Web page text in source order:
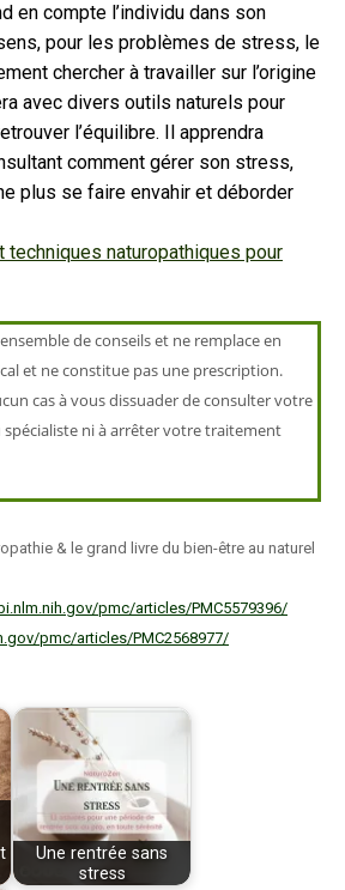
en compte l’individu dans son
pour les problèmes de stress, le
chercher à travailler sur l’origine
avec divers outils naturels pour
l’équilibre. Il apprendra
comment gérer son stress,
plus se faire envahir et déborder
naturopathiques pour
de conseils et ne remplace en
et ne constitue pas une prescription.
cas à vous dissuader de consulter votre
spécialiste ni à arrêter votre traitement
& le grand livre du bien-être au naturel
pmc/articles/PMC5579396/
pmc/articles/PMC2568977/
Une rentrée sans
stress